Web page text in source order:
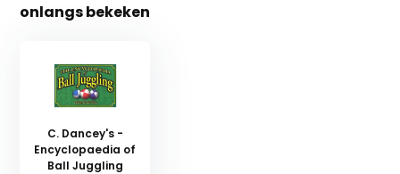
onlangs bekeken
C. Dancey's -
Encyclopaedia of
Ball Juggling